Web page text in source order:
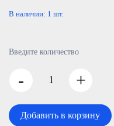
В наличии: 1 шт.
Введите количество
- +
Добавить в корзину